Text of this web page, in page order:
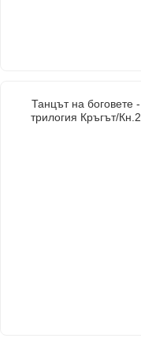
Танцът на боговете -
трилогия Кръгът/Кн.2